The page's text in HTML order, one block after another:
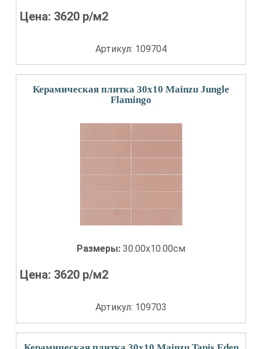
Цена: 3620 р/м2
Артикул: 109704
Керамическая плитка 30x10 Mainzu Jungle
Flamingo
Размеры: 30.00x10.00см
Цена: 3620 р/м2
Артикул: 109703